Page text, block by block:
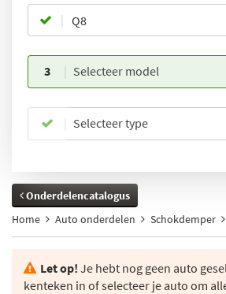
3 Selecteer model
Selecteer type
Onderdelencatalogus
Home
Auto onderdelen Schokdemper
Let op! Je hebt nog geen auto
kenteken in of selecteer je auto om